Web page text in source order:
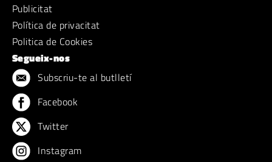
Publicitat
Política de privacitat
Politica de Cookies
Segueix-nos
Subscriu-te al butlletí
Facebook
Twitter
Instagram